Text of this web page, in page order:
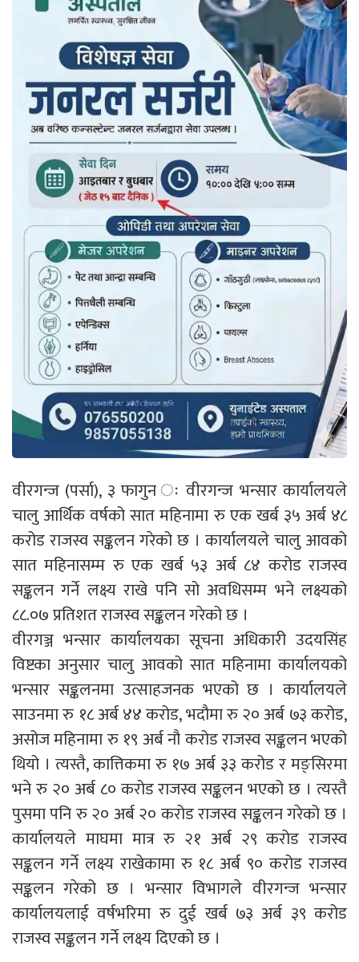
वीरगन्ज (पर्सा), ३ फागुन ः वीरगन्ज भन्सार कार्यालयले
चालु आर्थिक वर्षको सात महिनामा रु एक खर्ब ३५ अर्ब ४८
करोड राजस्व सङ्कलन गरेको छ । कार्यालयले चालु आवको
सात महिनासम्म रु एक खर्ब ५३ अर्ब ८४ करोड राजस्व
सङ्कलन गर्ने लक्ष्य राखे पनि सो अवधिसम्म भने लक्ष्यको
८८.०७ प्रतिशत राजस्व सङ्कलन गरेको छ ।
वीरगञ्ज भन्सार कार्यालयका सूचना अधिकारी उदयसिंह
विष्टका अनुसार चालु आवको सात महिनामा कार्यालयको
भन्सार सङ्कलनमा उत्साहजनक भएको छ । कार्यालयले
साउनमा रु १८ अर्ब ४४ करोड, भदौमा रु २० अर्ब ७३ करोड,
असोज महिनामा रु १९ अर्ब नौ करोड राजस्व सङ्कलन भएको
थियो । त्यस्तै, कात्तिकमा रु १७ अर्ब ३३ करोड र मङ्सिरमा
भने रु २० अर्ब ८० करोड राजस्व सङ्कलन भएको छ । त्यस्तै
पुसमा पनि रु २० अर्ब २० करोड राजस्व सङ्कलन गरेको छ ।
कार्यालयले माघमा मात्र रु २१ अर्ब २९ करोड राजस्व
सङ्कलन गर्ने लक्ष्य राखेकामा रु १८ अर्ब ९० करोड राजस्व
सङ्कलन गरेको छ । भन्सार विभागले वीरगन्ज भन्सार
कार्यालयलाई वर्षभरिमा रु दुई खर्ब ७३ अर्ब ३९ करोड
राजस्व सङ्कलन गर्ने लक्ष्य दिएको छ ।